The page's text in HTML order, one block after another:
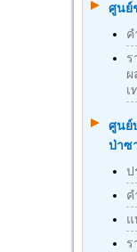
ศูนย์
ค
ร
ผ
เ
ศูนย์
ป่าซ
ป
ค
แ
ร